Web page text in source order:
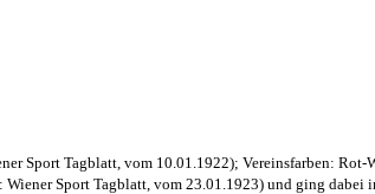
Sport Tagblatt, vom 10.01.1922); Vereinsfarben: Rot-
Sport Tagblatt, vom 23.01.1923) und ging dabei